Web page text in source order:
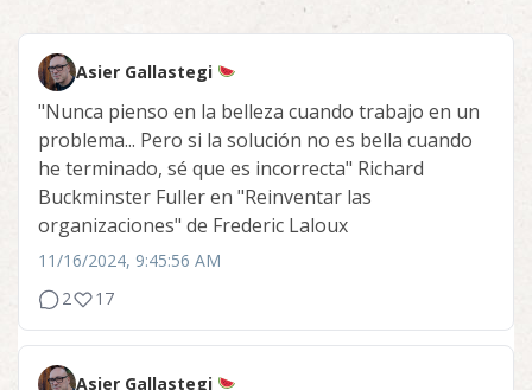
Asier Gallastegi
"Nunca pienso en la belleza cuando trabajo en un
problema... Pero si la solución no es bella cuando
he terminado, sé que es incorrecta" Richard
Buckminster Fuller en "Reinventar las
organizaciones" de Frederic Laloux
11/16/2024, 9:45:56 AM
2
17
Asier Gallastegi